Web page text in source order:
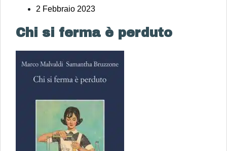
2 Febbraio 2023
Chi si ferma è perduto